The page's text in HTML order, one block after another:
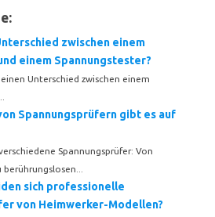
zwischen einem
einem Spannungstester?
Unterschied zwischen einem
Spannungsprüfern gibt es auf
Spannungsprüfer: Von
sich professionelle
von Heimwerker-Modellen?